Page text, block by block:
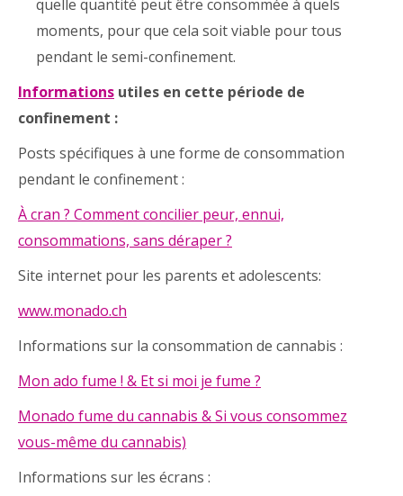
quelle quantité peut être consommée à quels
moments, pour que cela soit viable pour tous
pendant le semi-confinement.
Informations utiles en cette période de
confinement :
Posts spécifiques à une forme de consommation
pendant le confinement :
À cran ? Comment concilier peur, ennui,
consommations, sans déraper ?
Site internet pour les parents et adolescents:
www.monado.ch
Informations sur la consommation de cannabis :
Mon ado fume ! & Et si moi je fume ?
Monado fume du cannabis & Si vous consommez
vous-même du cannabis)
Informations sur les écrans :